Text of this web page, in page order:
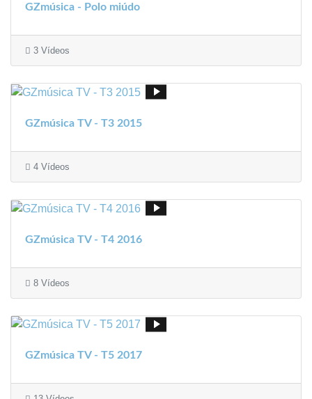
GZmúsica - Polo miúdo
3 Vídeos
GZmúsica TV - T3 2015
4 Vídeos
GZmúsica TV - T4 2016
8 Vídeos
GZmúsica TV - T5 2017